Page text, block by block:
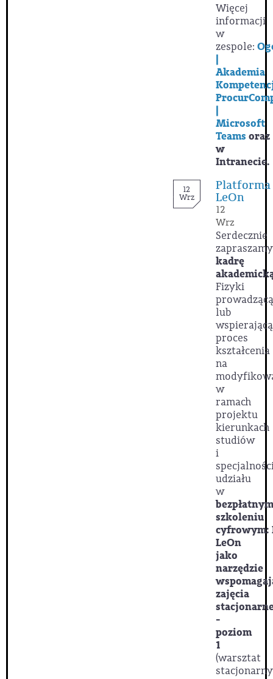
Więcej
informacji
w
zespole:
|
Akademia
|
Microsoft
Teams oraz
w
Intranecie.
12
Wrz
Platforma
LeOn
12
Wrz
Serdecznie
zapraszamy
kadrę
Fizyki
prowadzącą
lub
wspierającą
proces
kształcenia
na
w
ramach
projektu
kierunkach
studiów
i
udziału
w
bezpłatnym
szkoleniu
cyfrowym:
LeOn
jako
narzędzie
zajęcia
-
poziom
1
(warsztat